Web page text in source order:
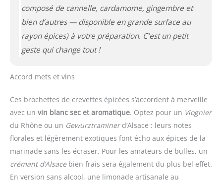
composé de cannelle, cardamome, gingembre et
bien d’autres — disponible en grande surface au
rayon épices)à votre préparation. C’est un petit
geste qui change tout !
Accord mets et vins
Ces brochettes de crevettes épicées s’accordent à merveille
avec un vin blanc sec et aromatique. Optez pour un Viognier
du Rhône ou un Gewurztraminerd’Alsace : leurs notes
florales et légèrement exotiques font écho aux épices de la
marinade sans les écraser. Pour les amateurs de bulles, un
crémant d’Alsacebien frais sera également du plus bel effet.
En version sans alcool, une limonade artisanale au